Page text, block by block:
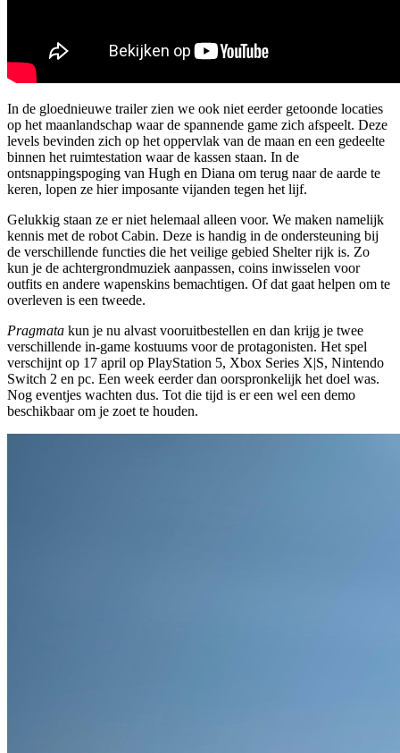
In de gloednieuwe trailer zien we ook niet eerder getoonde locaties
op het maanlandschap waar de spannende game zich afspeelt. Deze
levels bevinden zich op het oppervlak van de maan en een gedeelte
binnen het ruimtestation waar de kassen staan. In de
ontsnappingspoging van Hugh en Diana om terug naar de aarde te
keren, lopen ze hier imposante vijanden tegen het lijf.
Gelukkig staan ze er niet helemaal alleen voor. We maken namelijk
kennis met de robot Cabin. Deze is handig in de ondersteuning bij
de verschillende functies die het veilige gebied Shelter rijk is. Zo
kun je de achtergrondmuziek aanpassen, coins inwisselen voor
outfits en andere wapenskins bemachtigen. Of dat gaat helpen om te
overleven is een tweede.
Pragmata kun je nu alvast vooruitbestellen en dan krijg je twee
verschillende in-game kostuums voor de protagonisten. Het spel
verschijnt op 17 april op PlayStation 5, Xbox Series X|S, Nintendo
Switch 2 en pc. Een week eerder dan oorspronkelijk het doel was.
Nog eventjes wachten dus. Tot die tijd is er een wel een demo
beschikbaar om je zoet te houden.